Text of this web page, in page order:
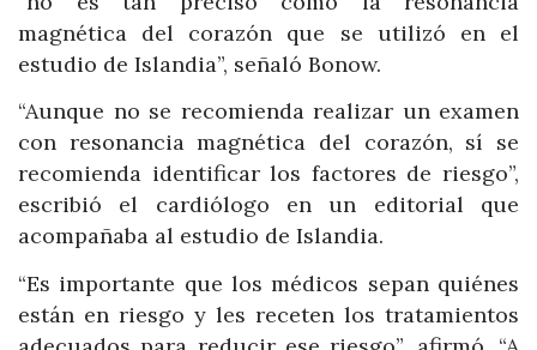
magnética del corazón que se utilizó en el
estudio de Islandia”, señaló Bonow.
“Aunque no se recomienda realizar un examen
con resonancia magnética del corazón, sí se
recomienda identificar los factores de riesgo”,
escribió el cardiólogo en un editorial que
acompañaba al estudio de Islandia.
“Es importante que los médicos sepan quiénes
están en riesgo y les receten los tratamientos